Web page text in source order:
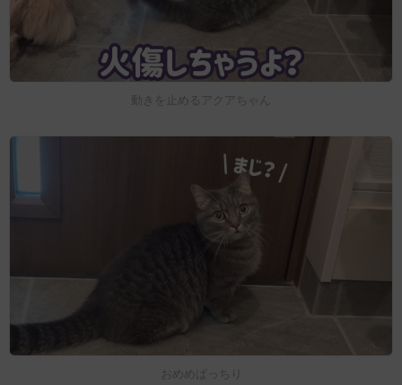
動きを止めるアクアちゃん
おめめぱっちり